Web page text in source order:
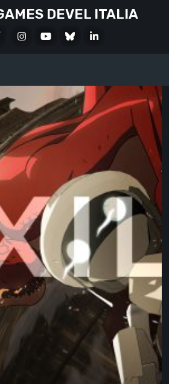
DEVEL ITALIA
FacebookInstagramYoutubeBlueskyLinkedIn